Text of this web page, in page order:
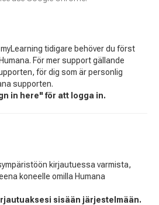
tidigare behöver du först
För mer support gällande
för dig som är personlig
supporten.
in here" för att logga in.
kirjautuessa varmista,
koneelle omilla Humana
sisään järjestelmään.